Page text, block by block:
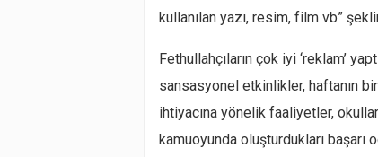
kullanılan yazı, resim, film vb”
Fethullahçıların çok iyi ‘reklam’
sansasyonel etkinlikler, haftanın
ihtiyacına yönelik faaliyetler,
kamuoyunda oluşturdukları başarı